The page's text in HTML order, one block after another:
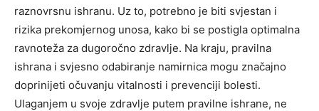
raznovrsnu ishranu. Uz to, potrebno je biti svjestan i
rizika prekomjernog unosa, kako bi se postigla optimalna
ravnoteža za dugoročno zdravlje. Na kraju, pravilna
ishrana i svjesno odabiranje namirnica mogu značajno
doprinijeti očuvanju vitalnosti i prevenciji bolesti.
Ulaganjem u svoje zdravlje putem pravilne ishrane, ne